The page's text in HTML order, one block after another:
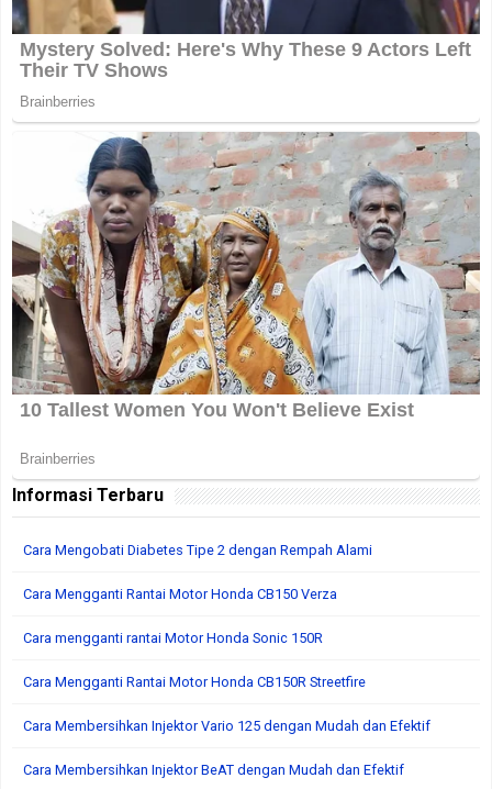
Informasi Terbaru
Cara Mengobati Diabetes Tipe 2 dengan Rempah Alami
Cara Mengganti Rantai Motor Honda CB150 Verza
Cara mengganti rantai Motor Honda Sonic 150R
Cara Mengganti Rantai Motor Honda CB150R Streetfire
Cara Membersihkan Injektor Vario 125 dengan Mudah dan Efektif
Cara Membersihkan Injektor BeAT dengan Mudah dan Efektif